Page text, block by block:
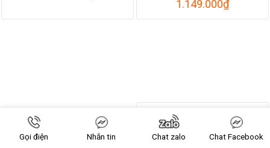
1.149.000₫Khoảng
Camera Hành Trình
Gọi điện Nhắn tin Chat zalo Chat Facebook